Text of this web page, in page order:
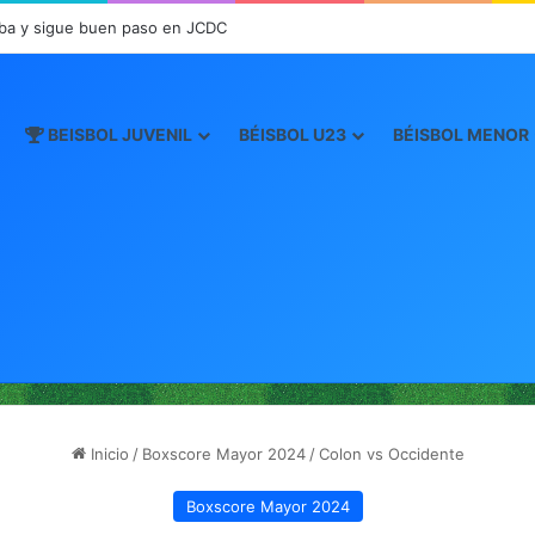
y sigue buen paso en JCDC
BEISBOL JUVENIL BÉISBOL U23 BÉISBOL MENOR
Inicio / Boxscore Mayor 2024 / Colon vs Occidente
Boxscore Mayor 2024